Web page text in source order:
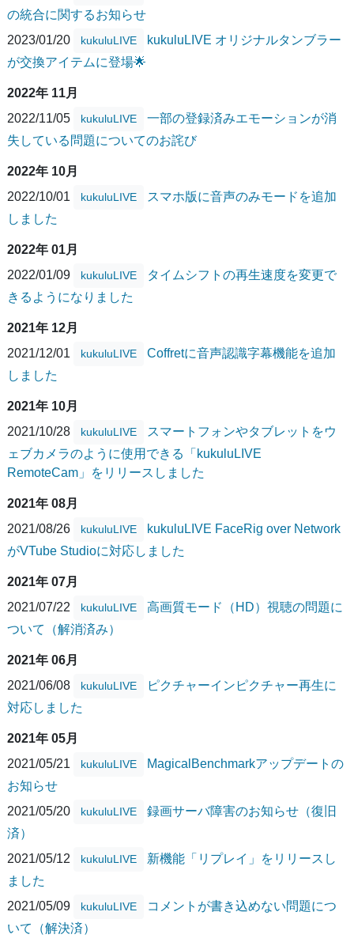
の統合に関するお知らせ
2023/01/20
kukuluLIVE
kukuluLIVE オリジナルタンブラー
が交換アイテムに登場🌟
2022年 11月
2022/11/05
kukuluLIVE
一部の登録済みエモーションが消
失している問題についてのお詫び
2022年 10月
2022/10/01
kukuluLIVE
スマホ版に音声のみモードを追加
しました
2022年 01月
2022/01/09
kukuluLIVE
タイムシフトの再生速度を変更で
きるようになりました
2021年 12月
2021/12/01
kukuluLIVE
Coffretに音声認識字幕機能を追加
しました
2021年 10月
2021/10/28
kukuluLIVE
スマートフォンやタブレットをウ
ェブカメラのように使用できる「kukuluLIVE
RemoteCam」をリリースしました
2021年 08月
2021/08/26
kukuluLIVE
kukuluLIVE FaceRig over Network
がVTube Studioに対応しました
2021年 07月
2021/07/22
kukuluLIVE
高画質モード（HD）視聴の問題に
ついて（解消済み）
2021年 06月
2021/06/08
kukuluLIVE
ピクチャーインピクチャー再生に
対応しました
2021年 05月
2021/05/21
kukuluLIVE
MagicalBenchmarkアップデートの
お知らせ
2021/05/20
kukuluLIVE
録画サーバ障害のお知らせ（復旧
済）
2021/05/12
kukuluLIVE
新機能「リプレイ」をリリースし
ました
2021/05/09
kukuluLIVE
コメントが書き込めない問題につ
いて（解決済）